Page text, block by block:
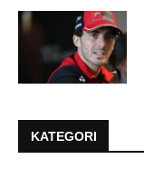
KATEGORI